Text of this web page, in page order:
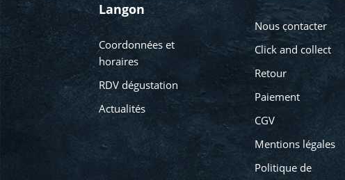
Langon
Coordonnées et
horaires
RDV dégustation
Actualités
Nous contacter
Click and collect
Retour
Paiement
CGV
Mentions légales
Politique de